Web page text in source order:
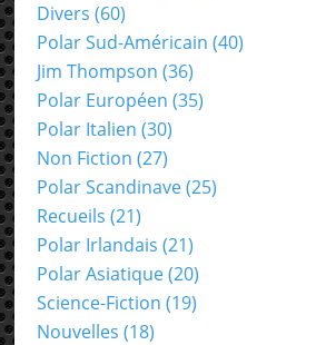
Divers (60)
Polar Sud-Américain (40)
Jim Thompson (36)
Polar Européen (35)
Polar Italien (30)
Non Fiction (27)
Polar Scandinave(25)
Recueils (21)
Polar Irlandais (21)
Polar Asiatique(20)
Science-Fiction (19)
Nouvelles (18)